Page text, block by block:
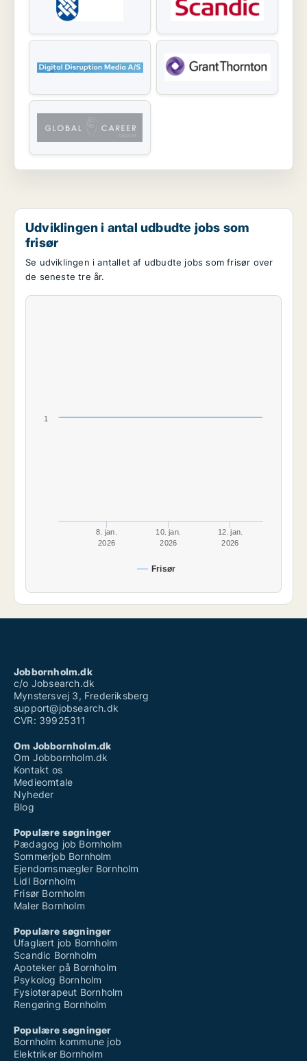
Udviklingen i antal udbudte jobs som
frisør
Se udviklingen i antallet af udbudte jobs som frisør over
de seneste tre år.
Frisør
8. jan.
2026
10. jan.
2026
12. jan.
2026
1
Jobbornholm.dk
c/o Jobsearch.dk
Mynstersvej 3, Frederiksberg
support@jobsearch.dk
CVR: 39925311
Om Jobbornholm.dk
Om Jobbornholm.dk
Kontakt os
Medieomtale
Nyheder
Blog
Populære søgninger
Pædagog job Bornholm
Sommerjob Bornholm
Ejendomsmægler Bornholm
Lidl Bornholm
Frisør Bornholm
Maler Bornholm
Populære søgninger
Ufaglært job Bornholm
Scandic Bornholm
Apoteker på Bornholm
Psykolog Bornholm
Fysioterapeut Bornholm
Rengøring Bornholm
Populære søgninger
Bornholm kommune job
Elektriker Bornholm